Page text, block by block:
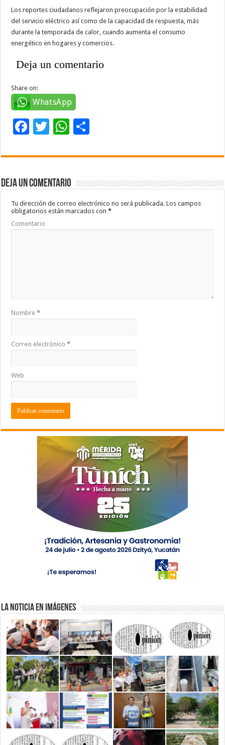
Los reportes ciudadanos reflejaron preocupación por la estabilidad
del servicio eléctrico así como de la capacidad de respuesta, más
durante la temporada de calor, cuando aumenta el consumo
energético en hogares y comercios.
Deja un comentario
Share on:
WhatsApp
F
e
b
o
o
k
T
tt
er
W
at
sA
p
p
m
ar
ti
Deja un comentario
Tu dirección de correo electrónico no será publicada. Los campos
obligatorios están marcados con*
Comentario
Nombre*
Correo electrónico*
Web
La Noticia en Imágenes